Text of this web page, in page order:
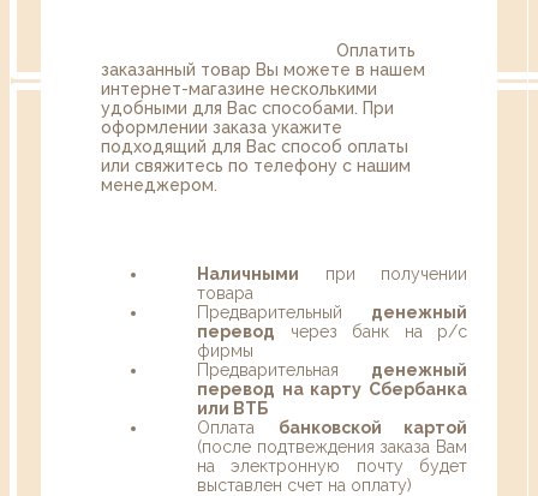
Оплатить
заказанный товар Вы можете в нашем
интернет-магазине несколькими
удобными для Вас способами. При
оформлении заказа укажите
подходящий для Вас способ оплаты
или свяжитесь по телефону с нашим
менеджером.
Наличными при получении
товара
Предварительный денежный
перевод через банк на р/с
фирмы
Предварительная денежный
перевод на карту Сбербанка
или ВТБ
Оплата банковской картой
(после подтвеждения заказа Вам
на электронную почту будет
выставлен счет на оплату)